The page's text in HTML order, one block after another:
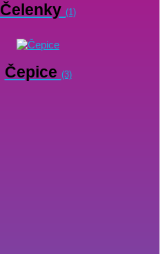
Čelenky (1)
Čepice (3)